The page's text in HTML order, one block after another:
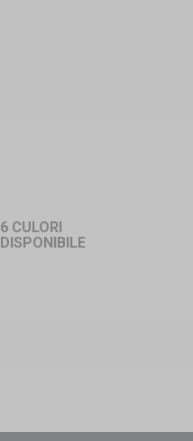
6 CULORI
DISPONIBILE